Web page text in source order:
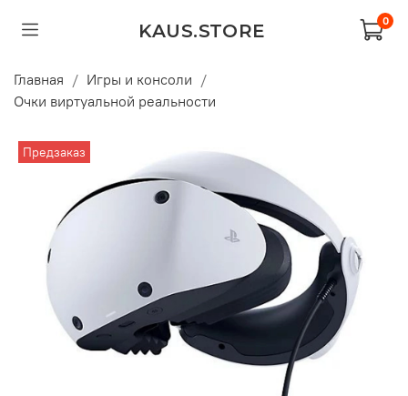
KAUS.STORE 0
Главная
Игры и консоли
Очки виртуальной реальности
Предзаказ